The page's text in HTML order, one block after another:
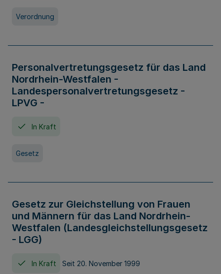
Verordnung
Personalvertretungsgesetz für das Land
Nordrhein-Westfalen -
Landespersonalvertretungsgesetz -
LPVG -
In Kraft
Gesetz
Gesetz zur Gleichstellung von Frauen
und Männern für das Land Nordrhein-
Westfalen (Landesgleichstellungsgesetz
- LGG)
In Kraft Seit 20. November 1999